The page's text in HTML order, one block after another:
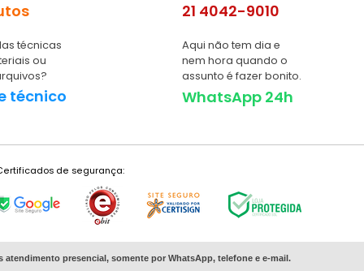
técnicas
ou
técnico
21 4042-9010
Aqui não tem dia e
nem hora quando o
assunto é fazer bonito.
WhatsApp 24h
de segurança:
atendimento presencial, somente por WhatsApp, telefone e e-mail.